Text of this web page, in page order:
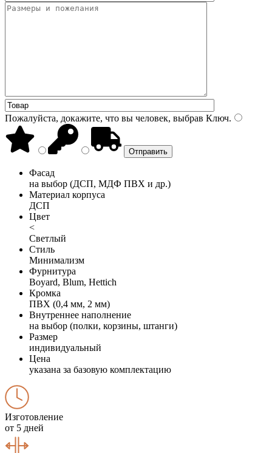
Пожалуйста, докажите, что вы человек, выбрав Ключ.
Фасад
на выбор (ДСП, МДФ ПВХ и др.)
Материал корпуса
ДСП
Цвет
<
Светлый
Стиль
Минимализм
Фурнитура
Boyard, Blum, Hettich
Кромка
ПВХ (0,4 мм, 2 мм)
Внутреннее наполнение
на выбор (полки, корзины, штанги)
Размер
индивидуальный
Цена
указана за базовую комплектацию
Изготовление
от 5 дней